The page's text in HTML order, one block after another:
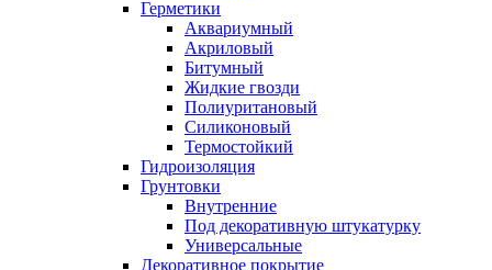
Герметики
Аквариумный
Акриловый
Битумный
Жидкие гвозди
Полиуритановый
Силиконовый
Термостойкий
Гидроизоляция
Грунтовки
Внутренние
Под декоративную штукатурку
Универсальные
Декоративное покрытие